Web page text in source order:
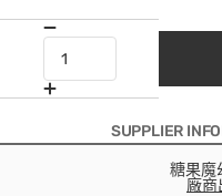
SUPPLIER
糖果
廠商